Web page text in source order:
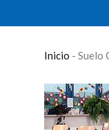
Inicio - Suelo